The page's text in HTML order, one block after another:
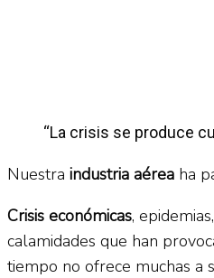
“La crisis se produce
Nuestra industria aérea ha
Crisis económicas,
calamidades que han
tiempo no ofrece muchas a